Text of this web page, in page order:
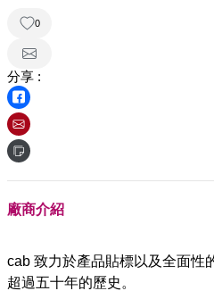
0
分享 :
廠商介紹
cab 致力於產品貼標以及全面性
超過五十年的歷史。